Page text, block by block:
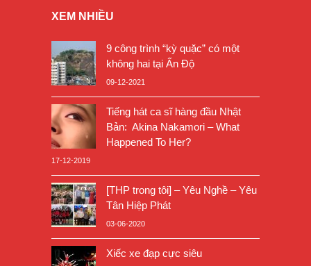
XEM NHIỀU
9 công trình “kỳ quặc” có một
không hai tại Ấn Độ
09-12-2021
Tiếng hát ca sĩ hàng đầu Nhật
Bản: Akina Nakamori – What
Happened To Her?
17-12-2019
[THP trong tôi] – Yêu Nghề – Yêu
Tân Hiệp Phát
03-06-2020
Xiếc xe đạp cực siêu